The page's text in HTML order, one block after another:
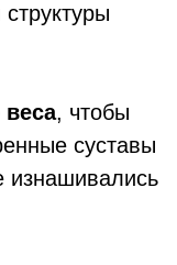
, чтобы
суставы
изнашивались